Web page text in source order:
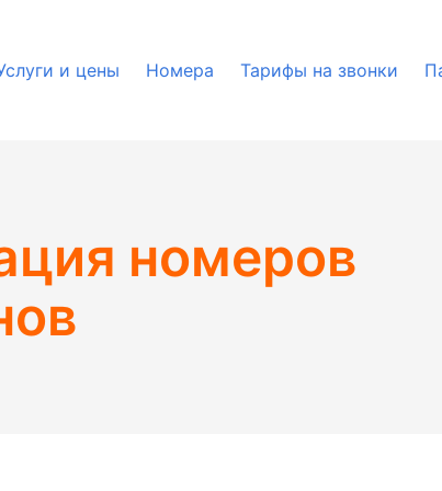
и цены Номера Тарифы на звонки
номеров